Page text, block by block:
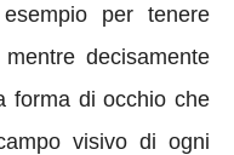
per tenere
decisamente
forma di occhio che
visivo di ogni